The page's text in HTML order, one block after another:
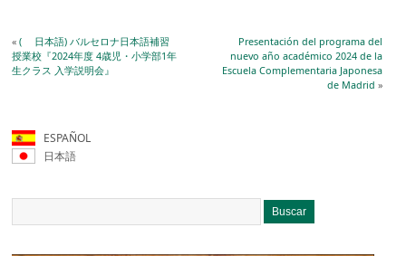
«( 日本語) バルセロナ日本語補習
授業校『2024年度 4歳児・小学部1年
生クラス 入学説明会』
Presentación del programa del
nuevo año académico 2024 de la
Escuela Complementaria Japonesa
de Madrid »
ESPAÑOL
日本語